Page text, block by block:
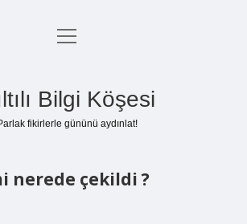
Anasayfa
Yasal Uyarı
menüyü
Bilgi Köşesi
fikirlerle gününü aydınlat!
nerede çekildi ?